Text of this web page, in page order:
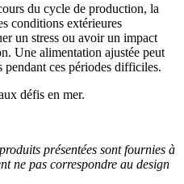
du cycle de production, la
conditions extérieures
un stress ou avoir un impact
Une alimentation ajustée peut
pendant ces périodes difficiles.
défis en mer.
présentées sont fournies à
ne pas correspondre au design